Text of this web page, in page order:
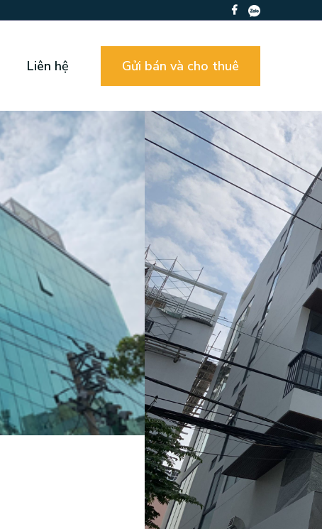
Liên hệ Gửi bán và cho thuê